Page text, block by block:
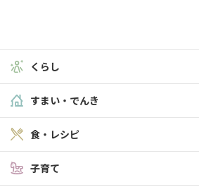
くらし
すまい・でんき
食・レシピ
子育て